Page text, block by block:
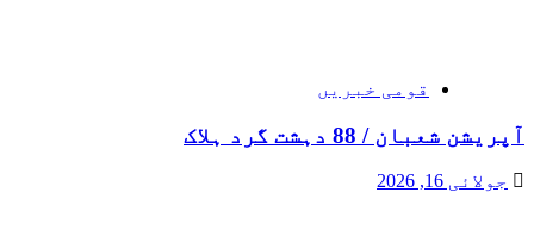
قومی خبریں
آپریشن شعبان / 88 دہشت گرد ہلاک
جولائی 16, 2026